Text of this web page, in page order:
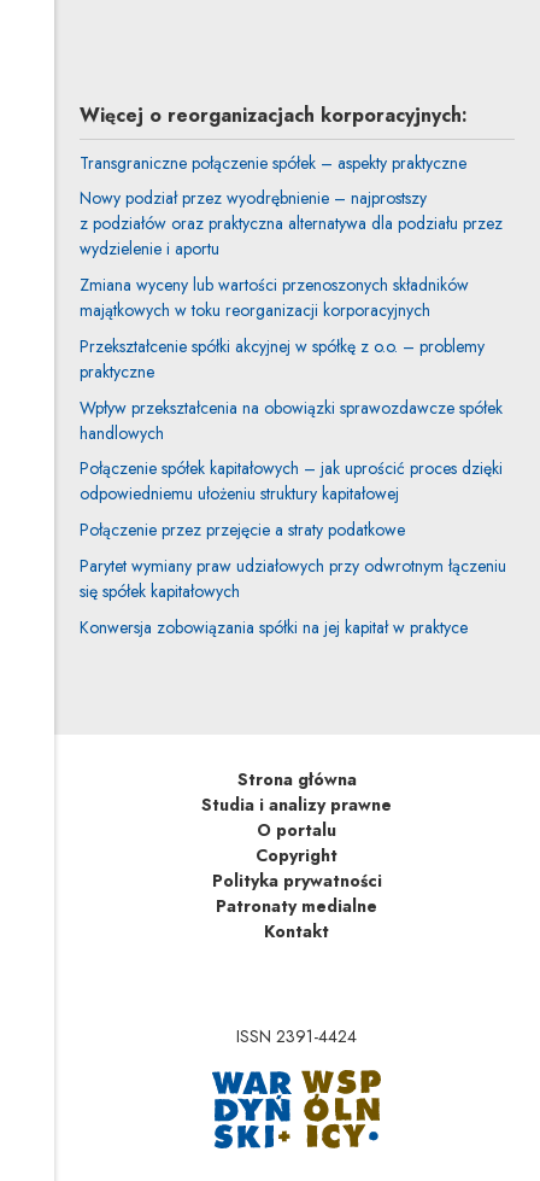
Więcej o reorganizacjach korporacyjnych:
Transgraniczne połączenie spółek – aspekty praktyczne
Nowy podział przez wyodrębnienie – najprostszy
z podziałów oraz praktyczna alternatywa dla podziału przez
wydzielenie i aportu
Zmiana wyceny lub wartości przenoszonych składników
majątkowych w toku reorganizacji korporacyjnych
Przekształcenie spółki akcyjnej w spółkę z o.o. – problemy
praktyczne
Wpływ przekształcenia na obowiązki sprawozdawcze spółek
handlowych
Połączenie spółek kapitałowych – jak uprościć proces dzięki
odpowiedniemu ułożeniu struktury kapitałowej
Połączenie przez przejęcie a straty podatkowe
Parytet wymiany praw udziałowych przy odwrotnym łączeniu
się spółek kapitałowych
Konwersja zobowiązania spółki na jej kapitał w praktyce
Strona główna
Studia i analizy prawne
O portalu
Copyright
Polityka prywatności
Patronaty medialne
Kontakt
ISSN 2391-4424
Uwaga, link zostanie